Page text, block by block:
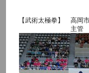
【武術太極拳】 高岡
主管 富山県